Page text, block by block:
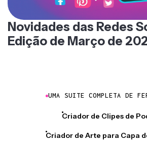
Novidades das Redes
Edição de Março de
UMA SUITE COMPLETA DE
Criador de Clipes de
Criador de Arte para Capa